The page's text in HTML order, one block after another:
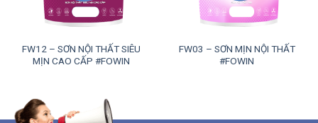
FW12 – SƠN NỘI THẤT SIÊU
MỊN CAO CẤP #FOWIN
FW03 – SƠN MỊN NỘI THẤT
#FOWIN